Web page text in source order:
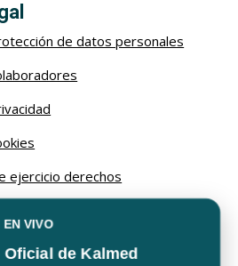
VIVO
de Kalmed
de datos personales
ejercicio derechos